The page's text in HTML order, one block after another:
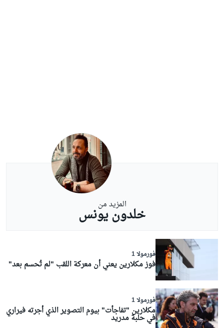
المزيد من
خلدون يونس
فورمولا 1
فوز مكلارين يعني أن معركة اللقب "لم تُحسم بعد"
فورمولا 1
مكلارين "تفاجأت" بيوم التصوير الذي أجرته فيراري
في حلبة مدريد